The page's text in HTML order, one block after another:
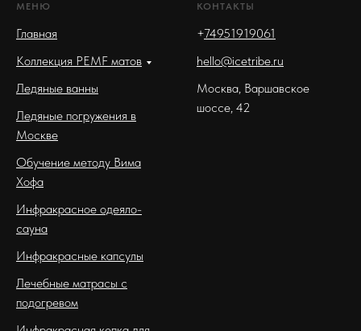
МЕНЮ
Главная
Коллекция PEMF матов
Ледяные ванны
Ледяные погружения в
Москве
Обучение методу Вима
Хофа
Инфракрасное одеяло-
сауна
Инфракрасные капсулы
Лечебные матрасы с
подогревом
КОНТАКТЫ
+74951919061
hello@icetribe.ru
Москва, Варшавское
шоссе, 42